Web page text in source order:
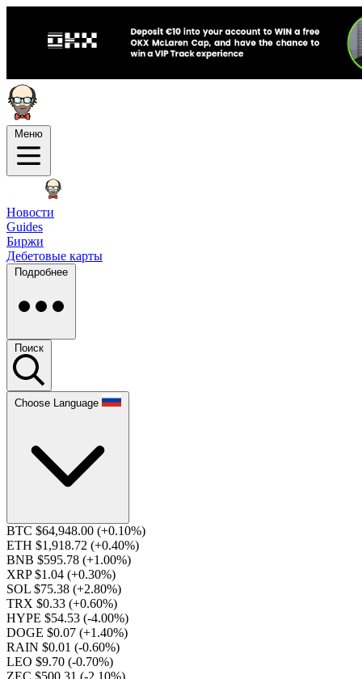
Меню
Новости
Guides
Биржи
Дебетовые карты
Подробнее
Поиск
Choose Language
BTC $64,948.00 (+0.10%)
ETH $1,918.72 (+0.40%)
BNB $595.78 (+1.00%)
XRP $1.04 (+0.30%)
SOL $75.38 (+2.80%)
TRX $0.33 (+0.60%)
HYPE $54.53 (-4.00%)
DOGE $0.07 (+1.40%)
RAIN $0.01 (-0.60%)
LEO $9.70 (-0.70%)
ZEC $500.31 (-2.10%)